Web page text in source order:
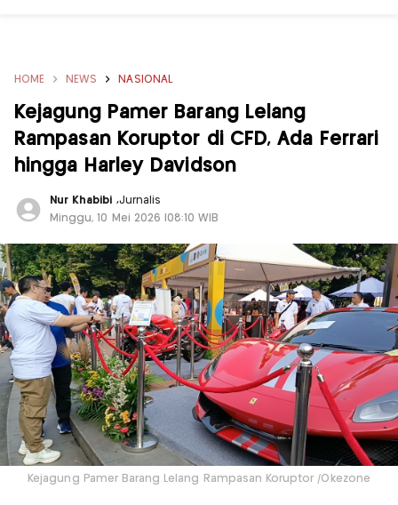
HOME NEWS NASIONAL
Kejagung Pamer Barang Lelang
Rampasan Koruptor di CFD, Ada Ferrari
hingga Harley Davidson
Nur Khabibi ,Jurnalis
Minggu, 10 Mei 2026 |08:10 WIB
Kejagung Pamer Barang Lelang Rampasan Koruptor /Okezone